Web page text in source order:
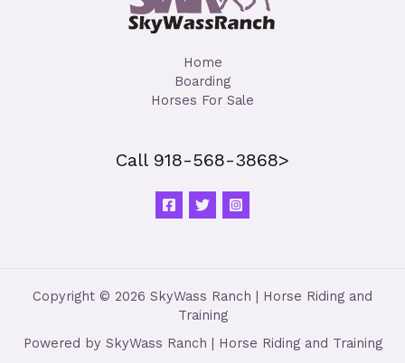
Home
Boarding
Horses For Sale
Call 918-568-3868>
Copyright © 2026 SkyWass Ranch | Horse Riding and
Training
Powered by SkyWass Ranch | Horse Riding and Training